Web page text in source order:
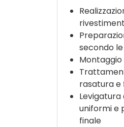
secondo
rasatura e
uniformi e
finale